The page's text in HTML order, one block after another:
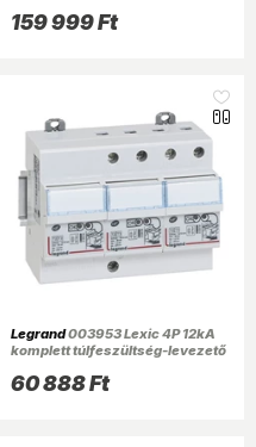
159 999 Ft
Legrand003953 Lexic 4P 12kA
komplett túlfeszültség-levezető
60 888 Ft